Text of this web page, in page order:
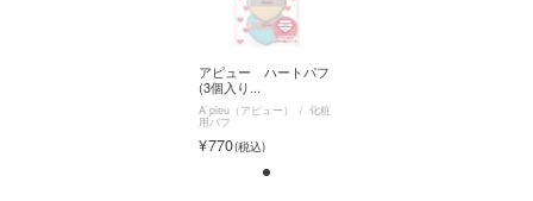
アピュー ハートパフ
(3個入り...
A`pieu（アピュー） 化粧
用パフ
770